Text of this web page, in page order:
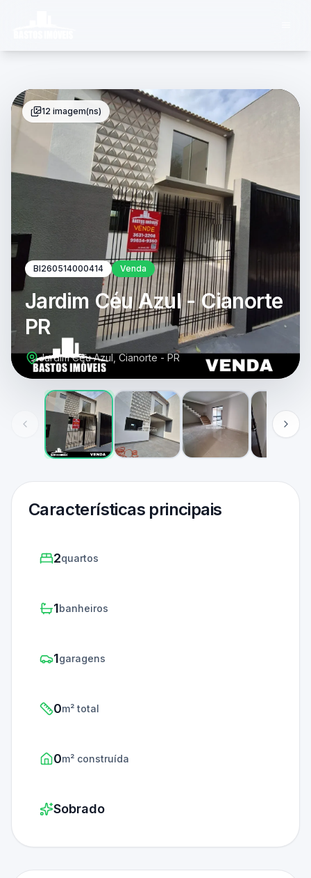
BI260514000414 Venda
Jardim Céu Azul - Cianorte
PR
Jardim Céu Azul, Cianorte - PR
12 imagem(ns)
Características principais
2quartos
1banheiros
1garagens
0m² total
0m² construída
Sobrado